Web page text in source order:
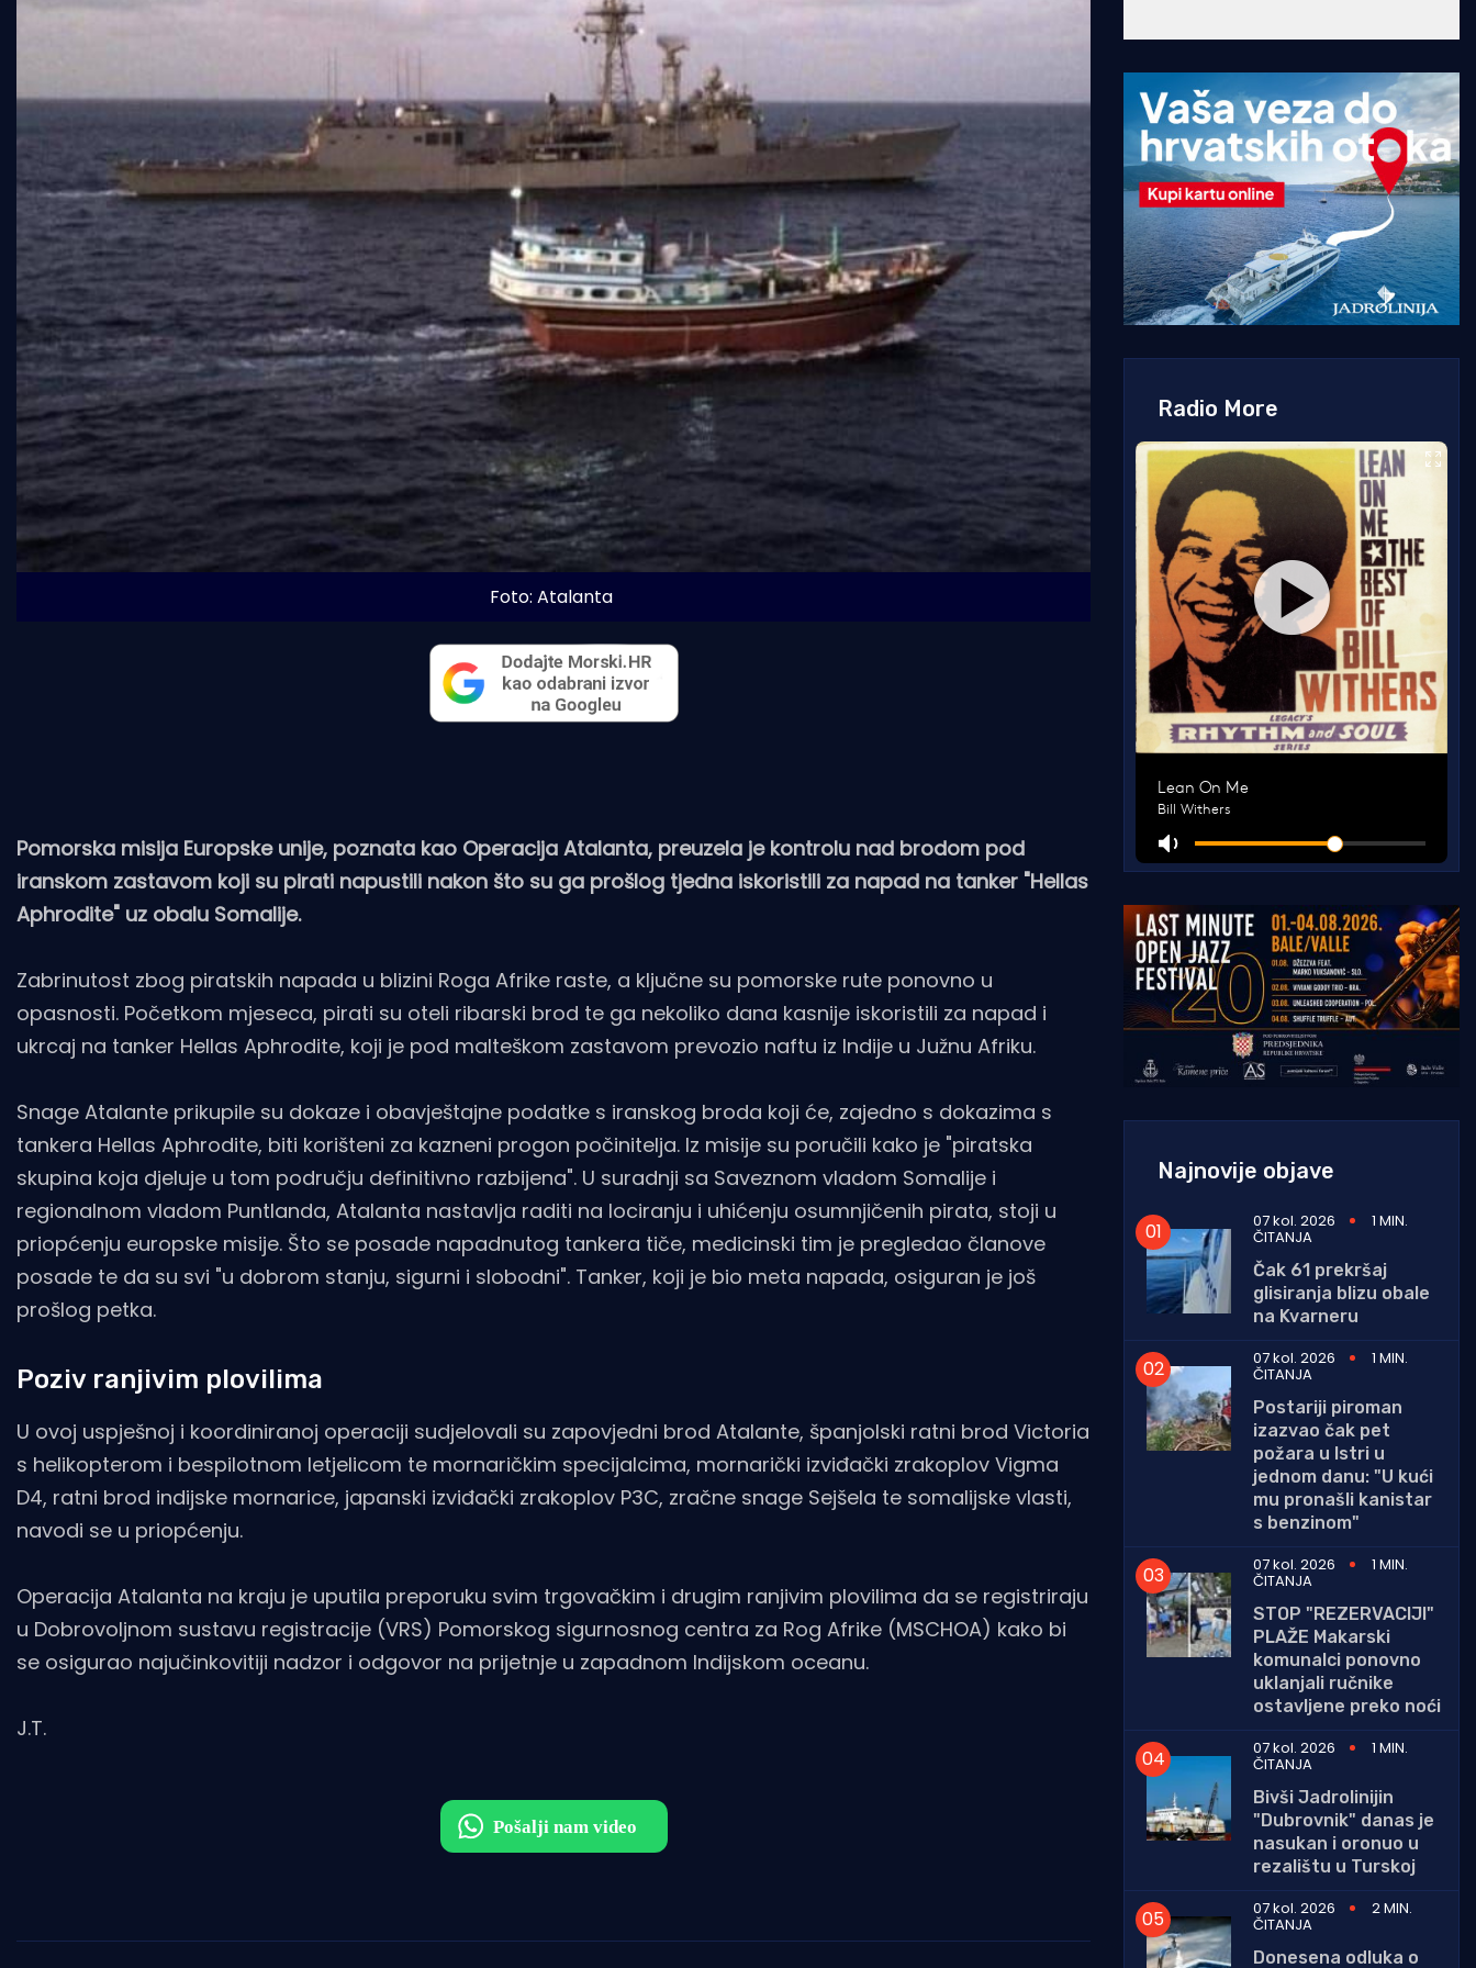
Foto: Atalanta
Pomorska misija Europske unije, poznata kao Operacija Atalanta, preuzela je kontrolu nad brodom pod
iranskom zastavom koji su pirati napustili nakon što su ga prošlog tjedna iskoristili za napad na tanker "Hellas
Aphrodite" uz obalu Somalije.
Zabrinutost zbog piratskih napada u blizini Roga Afrike raste, a ključne su pomorske rute ponovno u
opasnosti. Početkom mjeseca, pirati su oteli ribarski brod te ga nekoliko dana kasnije iskoristili za napad i
ukrcaj na tanker Hellas Aphrodite, koji je pod malteškom zastavom prevozio naftu iz Indije u Južnu Afriku.
Snage Atalante prikupile su dokaze i obavještajne podatke s iranskog broda koji će, zajedno s dokazima s
tankera Hellas Aphrodite, biti korišteni za kazneni progon počinitelja. Iz misije su poručili kako je "piratska
skupina koja djeluje u tom području definitivno razbijena". U suradnji sa Saveznom vladom Somalije i
regionalnom vladom Puntlanda, Atalanta nastavlja raditi na lociranju i uhićenju osumnjičenih pirata, stoji u
priopćenju europske misije. Što se posade napadnutog tankera tiče, medicinski tim je pregledao članove
posade te da su svi "u dobrom stanju, sigurni i slobodni". Tanker, koji je bio meta napada, osiguran je još
prošlog petka.
Poziv ranjivim plovilima
U ovoj uspješnoj i koordiniranoj operaciji sudjelovali su zapovjedni brod Atalante, španjolski ratni brod Victoria
s helikopterom i bespilotnom letjelicom te mornaričkim specijalcima, mornarički izviđački zrakoplov Vigma
D4, ratni brod indijske mornarice, japanski izviđački zrakoplov P3C, zračne snage Sejšela te somalijske vlasti,
navodi se u priopćenju.
Operacija Atalanta na kraju je uputila preporuku svim trgovačkim i drugim ranjivim plovilima da se registriraju
u Dobrovoljnom sustavu registracije (VRS) Pomorskog sigurnosnog centra za Rog Afrike (MSCHOA) kako bi
se osigurao najučinkovitiji nadzor i odgovor na prijetnje u zapadnom Indijskom oceanu.
J.T.
Radio More
Najnovije objave
07 kol. 2026 1 MIN.
ČITANJA
Čak 61 prekršaj
glisiranja blizu obale
na Kvarneru
07 kol. 2026
1 MIN.
ČITANJA
Postariji piroman
izazvao čak pet
požara u Istri u
jednom danu: "U kući
mu pronašli kanistar
s benzinom"
07 kol. 2026
1 MIN.
ČITANJA
STOP "REZERVACIJI"
PLAŽE Makarski
komunalci ponovno
uklanjali ručnike
ostavljene preko noći
07 kol. 2026
1 MIN.
ČITANJA
Bivši Jadrolinijin
"Dubrovnik" danas je
nasukan i oronuo u
rezalištu u Turskoj
07 kol. 2026
2 MIN.
ČITANJA
Donesena odluka o